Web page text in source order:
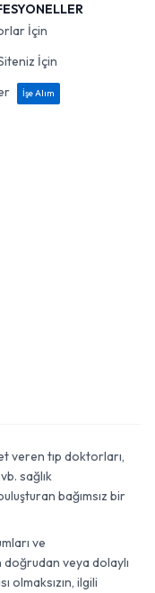
İçin
İçin
İşe Alım
veren tıp doktorları,
sağlık
bağımsız bir
ve
veya dolaylı
olmaksızın, ilgili